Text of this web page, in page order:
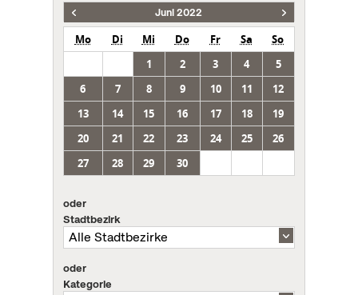
Juni 2022
Mo Di Mi Do Fr Sa
So
1
2 3 4
5
6
7 8 9 10 11
12
13
14 15 16 17 18
19
20
21 22 23 24 25
26
27
28 29 30
oder
Stadtbezirk
oder
Kategorie